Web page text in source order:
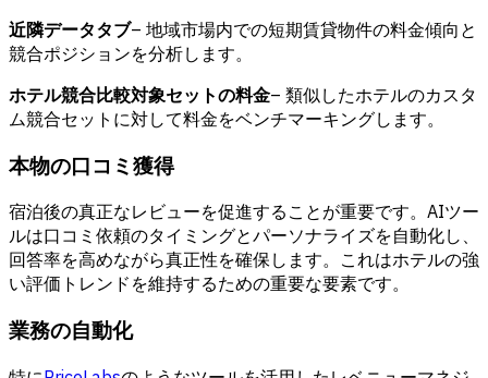
近隣データタブ– 地域市場内での短期賃貸物件の料金傾向と
競合ポジションを分析します。
ホテル競合比較対象セットの料金– 類似したホテルのカスタ
ム競合セットに対して料金をベンチマーキングします。
本物の口コミ獲得
宿泊後の真正なレビューを促進することが重要です。AIツー
ルは口コミ依頼のタイミングとパーソナライズを自動化し、
回答率を高めながら真正性を確保します。これはホテルの強
い評価トレンドを維持するための重要な要素です。
業務の自動化